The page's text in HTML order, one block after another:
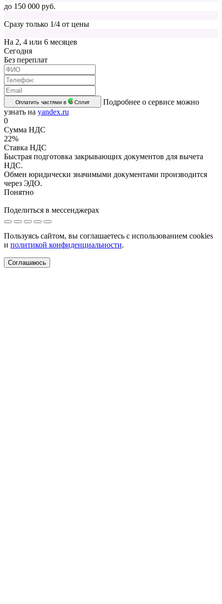
до 150 000 руб.
Сразу только 1/4 от цены
На 2, 4 или 6 месяцев
Cегодня
Без переплат
Оплатить частями в Сплит
Подробнее о сервисе можно
узнать на yandex.ru
0
Сумма НДС
22%
Ставка НДС
Быстрая подготовка закрывающих документов для вычета
НДС.
Обмен юридически значимыми документами производится
через ЭДО.
Понятно
Поделиться в мессенджерах
Пользуясь сайтом, вы соглашаетесь с использованием cookies
и политикой конфиденциальности.
Соглашаюсь